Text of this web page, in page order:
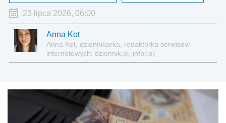
23 lipca 2026, 06:00
Anna Kot
Anna Kot, dziennikarka, redaktorka serwisów
internetowych: dziennik.pl, infor.pl,
gazetaprawna.pl, forsal.pl